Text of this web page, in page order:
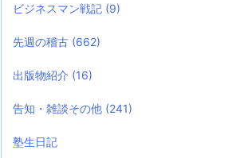
ビジネスマン戦記 (9)
先週の稽古 (662)
出版物紹介 (16)
告知・雑談その他 (241)
塾生日記